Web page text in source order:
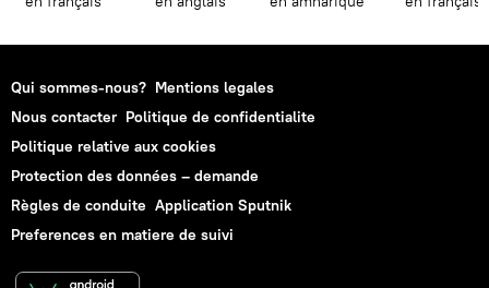
Qui sommes-nous? Mentions legales
Nous contacter Politique de confidentialite
Politique relative aux cookies
Protection des données – demande
Règles de conduite Application Sputnik
Preferences en matiere de suivi